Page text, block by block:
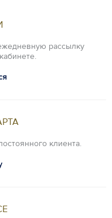
рассылку
клиента.